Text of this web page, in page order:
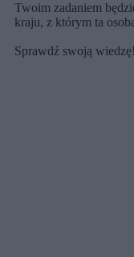
Twoim zadaniem
kraju, z którym ta
Sprawdź swoją wiedzę!